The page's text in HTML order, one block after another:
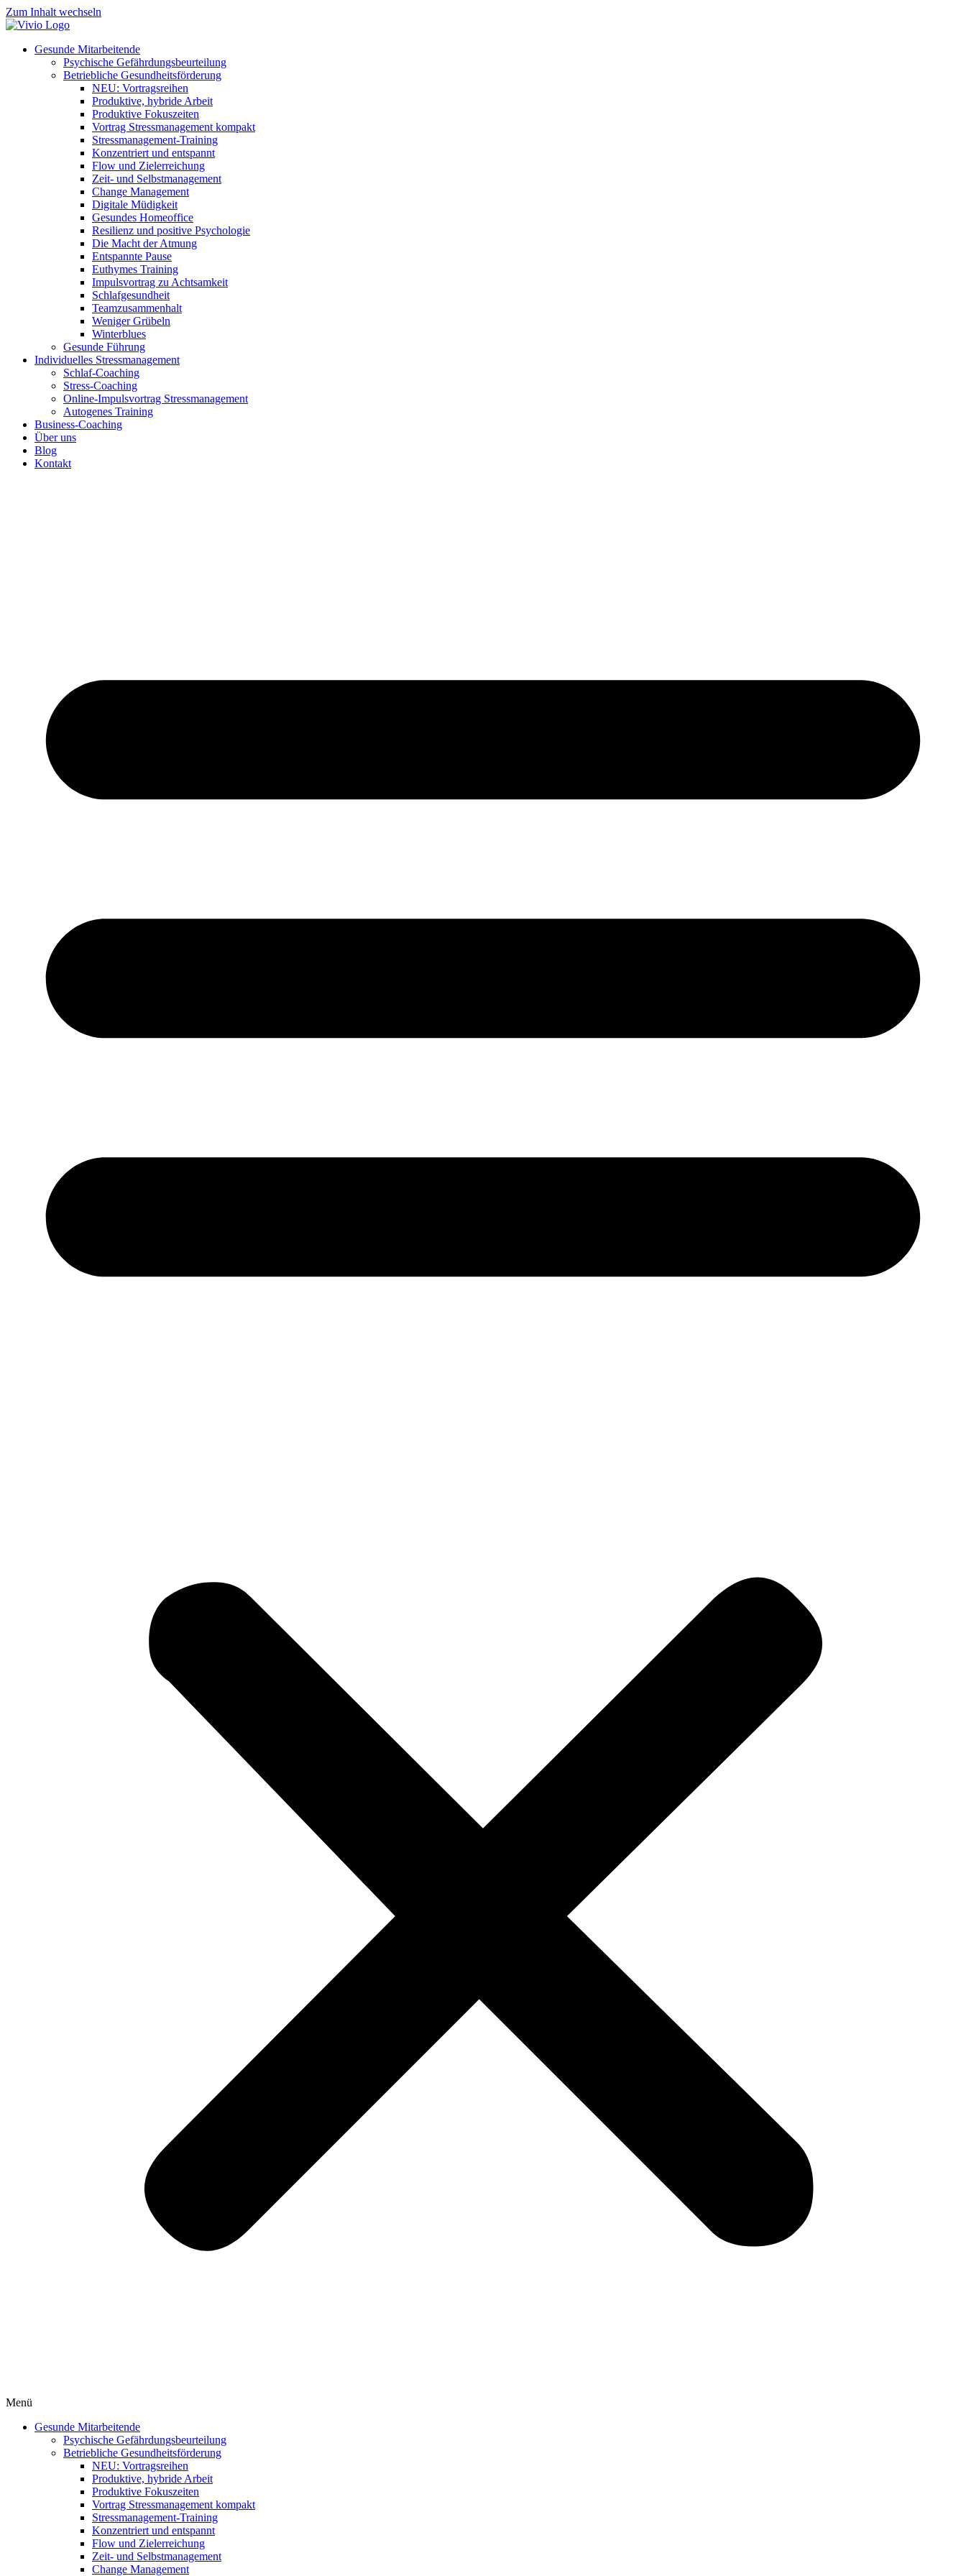
Zum Inhalt wechseln
Gesunde Mitarbeitende
Psychische Gefährdungsbeurteilung
Betriebliche Gesundheitsförderung
NEU: Vortragsreihen
Produktive, hybride Arbeit
Produktive Fokuszeiten
Vortrag Stressmanagement kompakt
Stressmanagement-Training
Konzentriert und entspannt
Flow und Zielerreichung
Zeit- und Selbstmanagement
Change Management
Digitale Müdigkeit
Gesundes Homeoffice
Resilienz und positive Psychologie
Die Macht der Atmung
Entspannte Pause
Euthymes Training
Impulsvortrag zu Achtsamkeit
Schlafgesundheit
Teamzusammenhalt
Weniger Grübeln
Winterblues
Gesunde Führung
Individuelles Stressmanagement
Schlaf-Coaching
Stress-Coaching
Online-Impulsvortrag Stressmanagement
Autogenes Training
Business-Coaching
Über uns
Blog
Kontakt
Menü
Gesunde Mitarbeitende
Psychische Gefährdungsbeurteilung
Betriebliche Gesundheitsförderung
NEU: Vortragsreihen
Produktive, hybride Arbeit
Produktive Fokuszeiten
Vortrag Stressmanagement kompakt
Stressmanagement-Training
Konzentriert und entspannt
Flow und Zielerreichung
Zeit- und Selbstmanagement
Change Management